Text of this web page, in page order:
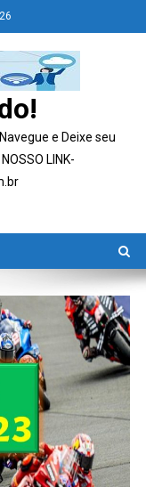
e Deixe seu
LINK-